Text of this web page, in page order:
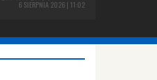
6 SIERPNIA 2026 | 11:02